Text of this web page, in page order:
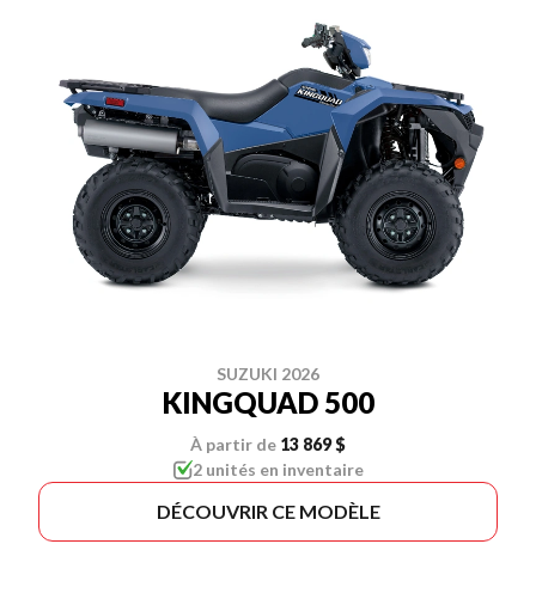
SUZUKI 2026
KINGQUAD 500
À partir de 13 869 $
2 unités en inventaire
DÉCOUVRIR CE MODÈLE